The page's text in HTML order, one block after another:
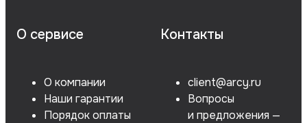
О сервисе
О компании
Наши гарантии
Порядок оплаты
Контакты
client@arcy.ru
Вопросы
и предложения —